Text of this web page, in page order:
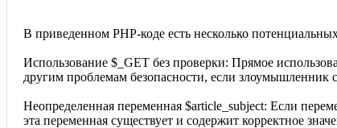
В приведенном PHP-коде есть несколько
Использование $_GET без проверки: Прямое
другим проблемам безопасности, если злоумышленник
Неопределенная переменная $article_subject: Если
эта переменная существует и содержит корректное